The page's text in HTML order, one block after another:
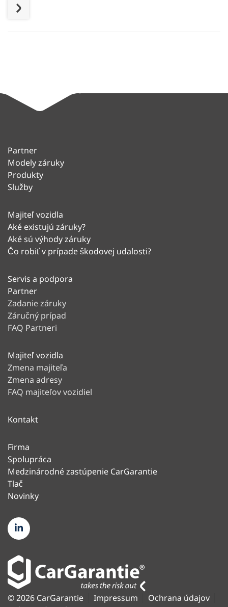
Partner
Modely záruky
Produkty
Služby
Majiteľ vozidla
Aké existujú záruky?
Aké sú výhody záruky
Čo robiť v prípade škodovej udalosti?
Servis a podpora
Partner
Zadanie záruky
Záručný prípad
FAQ Partneri
Majiteľ vozidla
Zmena majiteľa
Zmena adresy
FAQ majiteľov vozidiel
Kontakt
Firma
Spolupráca
Medzinárodné zastúpenie CarGarantie
Tlač
Novinky
© 2026 CarGarantie Impressum
Ochrana údajov